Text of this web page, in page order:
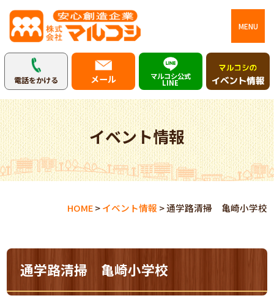
MENU
電話をかける メール マルコシ公式
LINE
イベント情報
HOME>イベント情報 >通学路清掃 亀崎小学校
通学路清掃 亀崎小学校